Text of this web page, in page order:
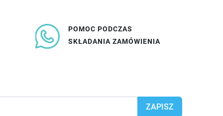
POMOC PODCZAS
SKŁADANIA ZAMÓWIENIA